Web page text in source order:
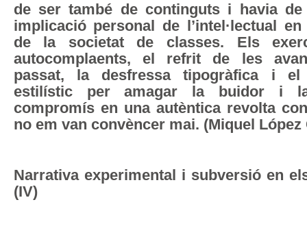
de ser també de continguts i havia
implicació personal de l’intel·lectual
de la societat de classes. Els
autocomplaents, el refrit de les
passat, la desfressa tipogràfica i el
estilístic per amagar la buidor i
compromís en una autèntica revolta
no em van convèncer mai. (Miquel López
Narrativa experimental i subversió en
(IV)